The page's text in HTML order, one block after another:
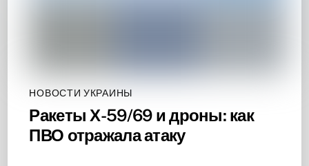
НОВОСТИ УКРАИНЫ
Ракеты Х-59/69 и дроны: как
ПВО отражала атаку